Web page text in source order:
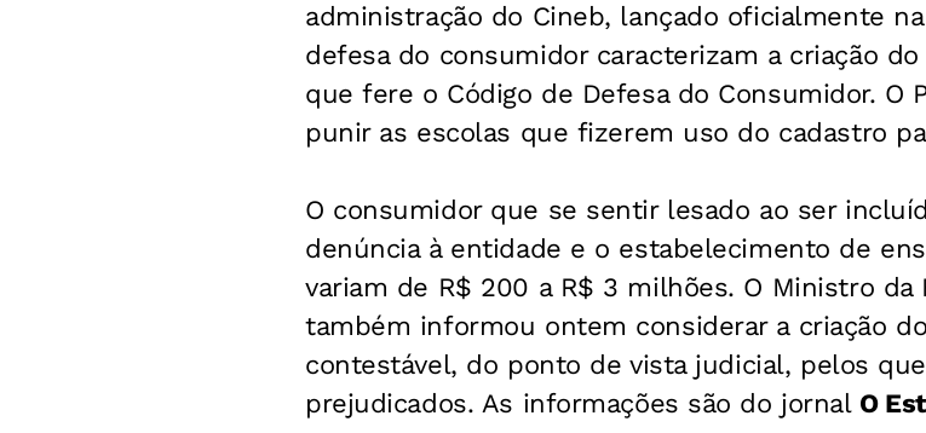
administração do Cineb, lançado oficialmente
defesa do consumidor caracterizam a criação
que fere o Código de Defesa do Consumidor. O
punir as escolas que fizerem uso do cadastro
O consumidor que se sentir lesado ao ser
denúncia à entidade e o estabelecimento de
variam de R$ 200 a R$ 3 milhões. O Ministro da
também informou ontem considerar a criação
contestável, do ponto de vista judicial, pelos
prejudicados. As informações são do jornal O